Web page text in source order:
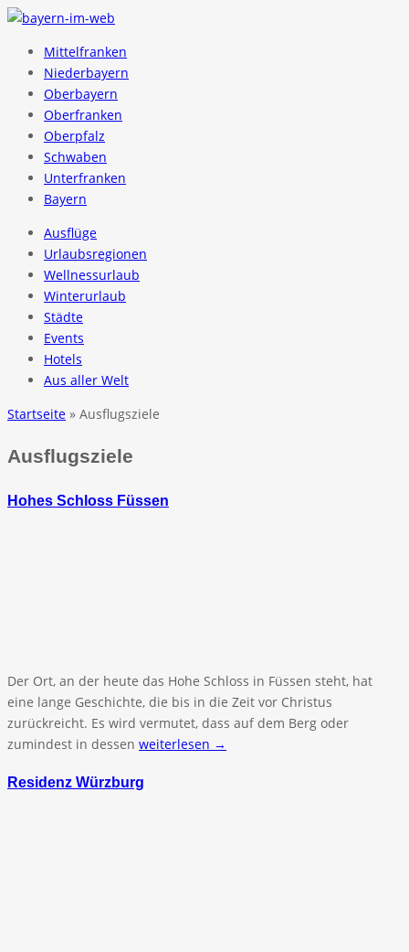
Mittelfranken
Niederbayern
Oberbayern
Oberfranken
Oberpfalz
Schwaben
Unterfranken
Bayern
Ausflüge
Urlaubsregionen
Wellnessurlaub
Winterurlaub
Städte
Events
Hotels
Aus aller Welt
Startseite » Ausflugsziele
Ausflugsziele
Hohes Schloss Füssen
Der Ort, an der heute das Hohe Schloss in Füssen steht, hat
eine lange Geschichte, die bis in die Zeit vor Christus
zurückreicht. Es wird vermutet, dass auf dem Berg oder
zumindest in dessen weiterlesen →
Residenz Würzburg